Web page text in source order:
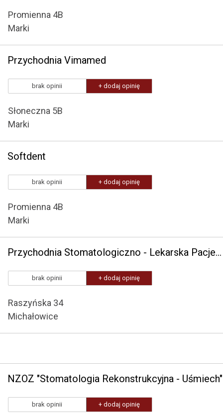
Promienna 4B
Marki
Przychodnia Vimamed
brak opinii + dodaj opinię
Słoneczna 5B
Marki
Softdent
brak opinii + dodaj opinię
Promienna 4B
Marki
Przychodnia Stomatologiczno - Lekarska Pacjent Jest Najważniejszy
brak opinii + dodaj opinię
Raszyńska 34
Michałowice
NZOZ "Stomatologia Rekonstrukcyjna - Uśmiech"
brak opinii + dodaj opinię